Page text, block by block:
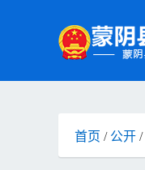
首页 / 公开 /